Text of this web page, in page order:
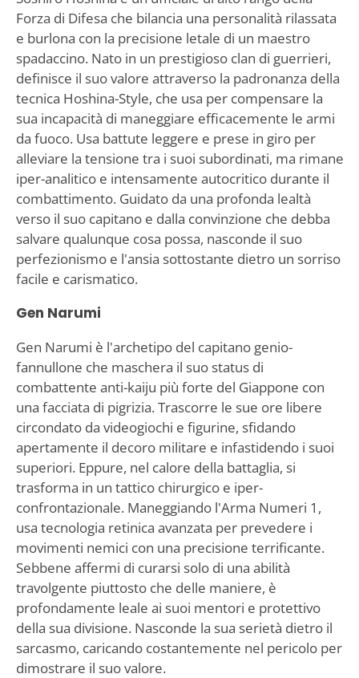
Forza di Difesa che bilancia una personalità rilassata
e burlona con la precisione letale di un maestro
spadaccino. Nato in un prestigioso clan di guerrieri,
definisce il suo valore attraverso la padronanza della
tecnica Hoshina-Style, che usa per compensare la
sua incapacità di maneggiare efficacemente le armi
da fuoco. Usa battute leggere e prese in giro per
alleviare la tensione tra i suoi subordinati, ma rimane
iper-analitico e intensamente autocritico durante il
combattimento. Guidato da una profonda lealtà
verso il suo capitano e dalla convinzione che debba
salvare qualunque cosa possa, nasconde il suo
perfezionismo e l'ansia sottostante dietro un sorriso
facile e carismatico.
Gen Narumi
Gen Narumi è l'archetipo del capitano genio-
fannullone che maschera il suo status di
combattente anti-kaiju più forte del Giappone con
una facciata di pigrizia. Trascorre le sue ore libere
circondato da videogiochi e figurine, sfidando
apertamente il decoro militare e infastidendo i suoi
superiori. Eppure, nel calore della battaglia, si
trasforma in un tattico chirurgico e iper-
confrontazionale. Maneggiando l'Arma Numeri 1,
usa tecnologia retinica avanzata per prevedere i
movimenti nemici con una precisione terrificante.
Sebbene affermi di curarsi solo di una abilità
travolgente piuttosto che delle maniere, è
profondamente leale ai suoi mentori e protettivo
della sua divisione. Nasconde la sua serietà dietro il
sarcasmo, caricando costantemente nel pericolo per
dimostrare il suo valore.